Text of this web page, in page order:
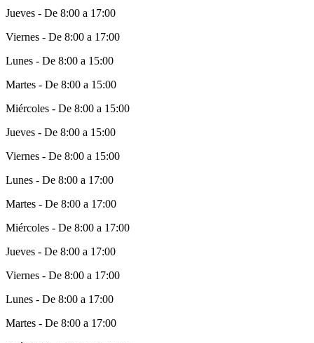
Jueves - De 8:00 a 17:00
Viernes - De 8:00 a 17:00
Lunes - De 8:00 a 15:00
Martes - De 8:00 a 15:00
Miércoles - De 8:00 a 15:00
Jueves - De 8:00 a 15:00
Viernes - De 8:00 a 15:00
Lunes - De 8:00 a 17:00
Martes - De 8:00 a 17:00
Miércoles - De 8:00 a 17:00
Jueves - De 8:00 a 17:00
Viernes - De 8:00 a 17:00
Lunes - De 8:00 a 17:00
Martes - De 8:00 a 17:00